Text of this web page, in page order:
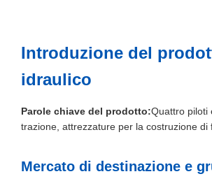
Introduzione del
idraulico
Parole chiave del prodotto:Quattro piloti
trazione, attrezzature per la costruzione
Mercato di destinazione e